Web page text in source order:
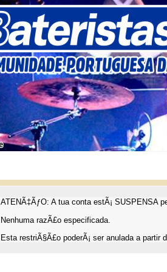
ATENÃ‡ÃƒO: A tua conta estÃ¡ SUSPENSA
Nenhuma razÃ£o especificada.
Esta restriÃ§Ã£o poderÃ¡ ser anulada a partir